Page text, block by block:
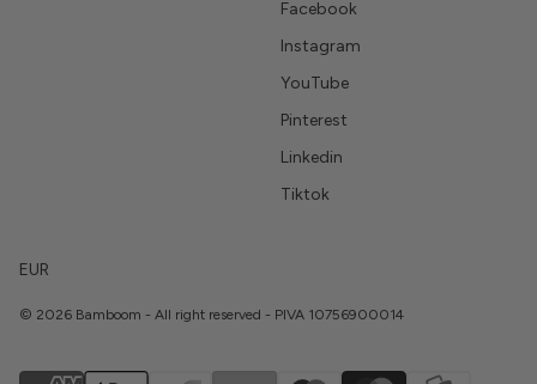
Facebook
Instagram
YouTube
Pinterest
Linkedin
Tiktok
EUR
© 2026 Bamboom - All right reserved - PIVA 10756900014